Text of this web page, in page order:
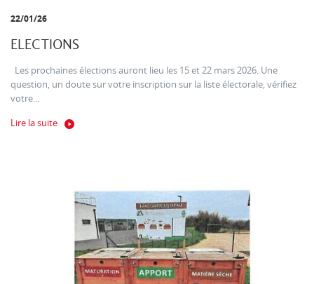
22/01/26
ELECTIONS
Les prochaines élections auront lieu les 15 et 22 mars 2026. Une
question, un doute sur votre inscription sur la liste électorale, vérifiez
votre...
Lire la suite